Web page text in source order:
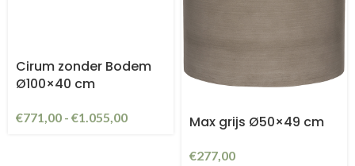
Cirum zonder Bodem
Ø100×40 cm
€771,00 - €1.055,00 Max grijs Ø50×49 cm
€277,00